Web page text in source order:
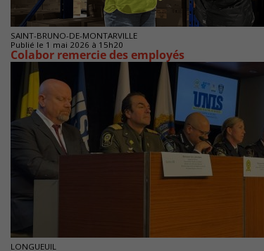
SAINT-BRUNO-DE-MONTARVILLE
Publié le 1 mai 2026 à 15h20
Colabor remercie des employés
LONGUEUIL